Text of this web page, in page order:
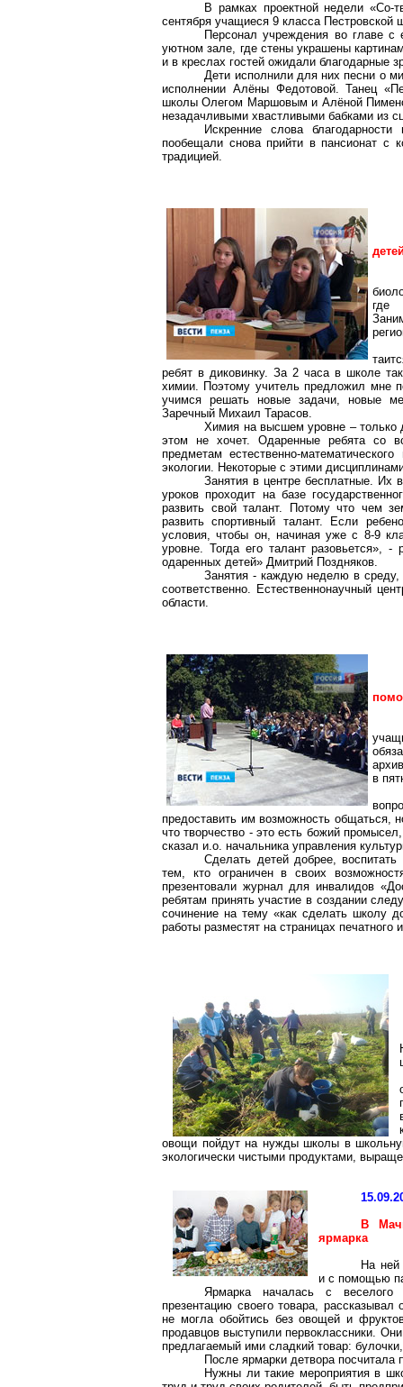
В рамках проектной недели «Со-
сентября учащиеся 9 класса Пестровской
Персонал учреждения во главе с
уютном зале, где стены украшены
и в креслах гостей ожидали благодарные
Дети исполнили для них песни о
исполнении Алёны Федотовой. Танец
школы Олегом Маршовым и Алёной
незадачливыми хвастливыми бабками из
Искренние слова
пообещали снова прийти в пансионат с
традицией.
где
ребят в диковинку. За 2 часа в школе
химии. Поэтому учитель предложил мне
учимся решать новые задачи, новые
Заречный Михаил Тарасов.
Химия на высшем уровне – только
этом не хочет. Одаренные ребята со
предметам естественно-
экологии. Некоторые с этими
Занятия в центре бесплатные. Их
уроков проходит на базе
развить свой талант. Потому что чем
развить спортивный талант. Если
условия, чтобы он, начиная уже с 8-9
уровне. Тогда его талант разовьется»,
одаренных детей» Дмитрий Поздняков.
Занятия - каждую неделю в среду,
соответственно. Естественнонаучный
области.
в
предоставить им возможность общаться,
что творчество - это есть божий
сказал и.о. начальника управления
Сделать детей добрее,
тем, кто ограничен в своих
презентовали журнал для инвалидов
ребятам принять участие в создании
сочинение на тему «как сделать школу
работы разместят на страницах
овощи пойдут на нужды школы в
экологически чистыми продуктами,
В
ярмарка
На ней
и с помощью
Ярмарка началась с веселого
презентацию своего товара,
не могла обойтись без овощей и
продавцов выступили первоклассники.
предлагаемый ими сладкий товар:
После ярмарки детвора посчитала
Нужны ли такие мероприятия в